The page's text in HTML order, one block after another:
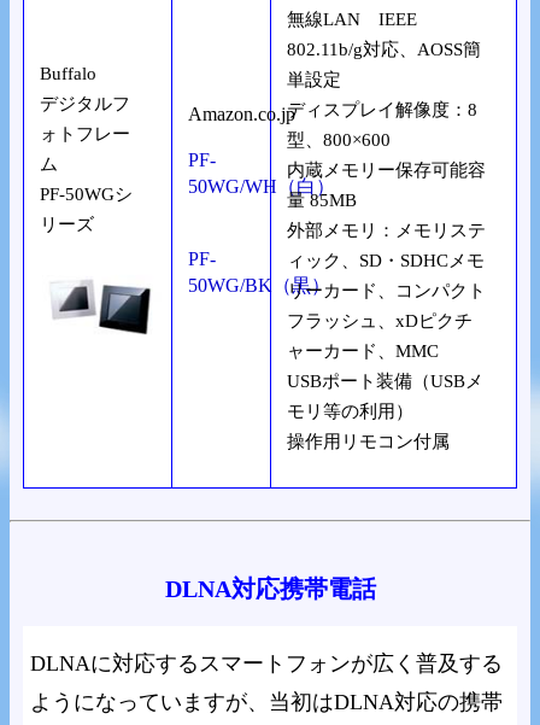
Buffalo
デジタルフ
ォトフレー
ム
PF-50WGシ
リーズ
Amazon.co.jp
PF-
50WG/WH（白）
PF-
50WG/BK（黒）
無線LAN IEEE
802.11b/g対応、AOSS簡
単設定
ディスプレイ解像度：8
型、800×600
内蔵メモリー保存可能容
量 85MB
外部メモリ：メモリステ
ィック、SD・SDHCメモ
リーカード、コンパクト
フラッシュ、xDピクチ
ャーカード、MMC
USBポート装備（USBメ
モリ等の利用）
操作用リモコン付属
DLNA対応携帯電話
DLNAに対応するスマートフォンが広く普及する
ようになっていますが、当初はDLNA対応の携帯